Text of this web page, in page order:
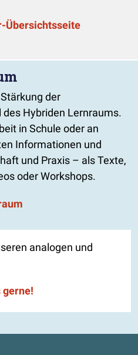
Übersichtsseite
der
Hybriden Lernraums.
in Schule oder an
Informationen und
und Praxis – als Texte,
oder Workshops.
analogen und
gerne!